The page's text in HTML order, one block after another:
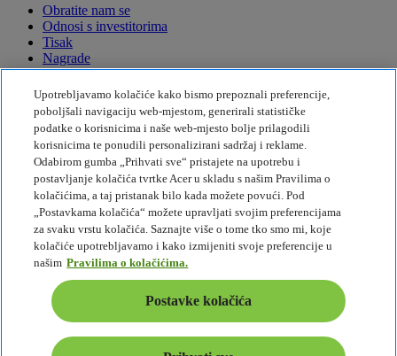
Obratite nam se
Odnosi s investitorima
Tisak
Nagrade
Događaji
Održivost
Održivost
Društvena odgovornost tvrtke
Emisije štetnih plinova za proizvod
Project Humanity
Earthion
Politika privatnosti
Pravila o kolačićima
Pravne napomene
Dodatne pravne informacije
Pravila pristupačnosti
Postavke kolačića
Hrvatska - Hrvatski
Upotrebljavamo kolačiće kako bismo prepoznali preferencije,
poboljšali navigaciju web-mjestom, generirali statističke
podatke o korisnicima i naše web-mjesto bolje prilagodili
korisnicima te ponudili personalizirani sadržaj i reklame.
Odabirom gumba „Prihvati sve“ pristajete na upotrebu i
postavljanje kolačića tvrtke Acer u skladu s našim Pravilima o
kolačićima, a taj pristanak bilo kada možete povući. Pod
„Postavkama kolačića“ možete upravljati svojim preferencijama
za svaku vrstu kolačića. Saznajte više o tome tko smo mi, koje
kolačiće upotrebljavamo i kako izmijeniti svoje preferencije u
našim Pravilima o kolačićima.
Postavke kolačića